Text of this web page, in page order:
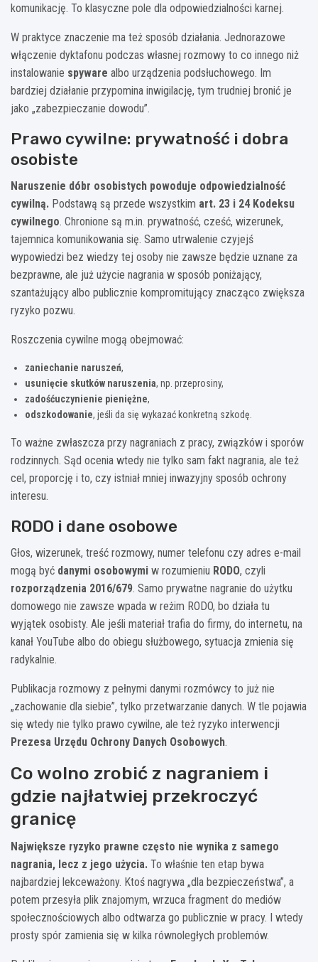
komunikację. To klasyczne pole dla odpowiedzialności karnej.
W praktyce znaczenie ma też sposób działania. Jednorazowe
włączenie dyktafonu podczas własnej rozmowy to co innego niż
instalowanie spyware albo urządzenia podsłuchowego. Im
bardziej działanie przypomina inwigilację, tym trudniej bronić je
jako „zabezpieczanie dowodu”.
Prawo cywilne: prywatność i dobra
osobiste
Naruszenie dóbr osobistych powoduje odpowiedzialność
cywilną. Podstawą są przede wszystkim art. 23 i 24 Kodeksu
cywilnego. Chronione są m.in. prywatność, cześć, wizerunek,
tajemnica komunikowania się. Samo utrwalenie czyjejś
wypowiedzi bez wiedzy tej osoby nie zawsze będzie uznane za
bezprawne, ale już użycie nagrania w sposób poniżający,
szantażujący albo publicznie kompromitujący znacząco zwiększa
ryzyko pozwu.
Roszczenia cywilne mogą obejmować:
zaniechanie naruszeń,
usunięcie skutków naruszenia, np. przeprosiny,
zadośćuczynienie pieniężne,
odszkodowanie, jeśli da się wykazać konkretną szkodę.
To ważne zwłaszcza przy nagraniach z pracy, związków i sporów
rodzinnych. Sąd ocenia wtedy nie tylko sam fakt nagrania, ale też
cel, proporcję i to, czy istniał mniej inwazyjny sposób ochrony
interesu.
RODO i dane osobowe
Głos, wizerunek, treść rozmowy, numer telefonu czy adres e-mail
mogą być danymi osobowymi w rozumieniu RODO, czyli
rozporządzenia 2016/679. Samo prywatne nagranie do użytku
domowego nie zawsze wpada w reżim RODO, bo działa tu
wyjątek osobisty. Ale jeśli materiał trafia do firmy, do internetu, na
kanał YouTube albo do obiegu służbowego, sytuacja zmienia się
radykalnie.
Publikacja rozmowy z pełnymi danymi rozmówcy to już nie
„zachowanie dla siebie”, tylko przetwarzanie danych. W tle pojawia
się wtedy nie tylko prawo cywilne, ale też ryzyko interwencji
Prezesa Urzędu Ochrony Danych Osobowych.
Co wolno zrobić z nagraniem i
gdzie najłatwiej przekroczyć
granicę
Największe ryzyko prawne często nie wynika z samego
nagrania, lecz z jego użycia. To właśnie ten etap bywa
najbardziej lekceważony. Ktoś nagrywa „dla bezpieczeństwa”, a
potem przesyła plik znajomym, wrzuca fragment do mediów
społecznościowych albo odtwarza go publicznie w pracy. I wtedy
prosty spór zamienia się w kilka równoległych problemów.